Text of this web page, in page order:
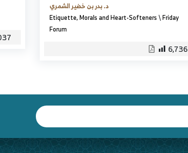
د. بدر بن خضير الشمري
Etiquette, Morals and Heart-Softeners\Friday
Forum
6,736